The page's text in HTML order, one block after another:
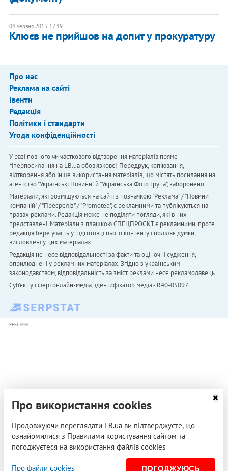
04 червня 2015, 17:19
Клюєв не прийшов на допит у прокуратуру
Про нас
Реклама на сайті
Івенти
Редакція
Політики і стандарти
Угода конфіденційності
У разі повного чи часткового відтворення матеріалів пряме
гіперпосилання на LB.ua обов'язкове! Передрук, копіювання,
відтворення або інше використання матеріалів, що містять посилання на
агентство "Українськi Новини" й "Українська Фото Група", заборонено.
Матеріали, які розміщуються на сайті з позначкою "Реклама" / "Новини
компаній" / "Пресреліз" / "Promoted", є рекламними та публікуються на
правах реклами. Редакція може не поділяти погляди, які в них
представлені. Матеріали з плашкою СПЕЦПРОЄКТ є рекламними, проте
редакція бере участь у підготовці цього контенту і поділяє думки,
висловлені у цих матеріалах.
Редакція не несе відповідальності за факти та оціночні судження,
оприлюднені у рекламних матеріалах. Згідно з українським
законодавством, відповідальність за зміст реклами несе рекламодавець.
Cуб'єкт у сфері онлайн-медіа; ідентифікатор медіа - R40-05097
РЕКЛАМА
Про використання cookies
Продовжуючи переглядати LB.ua ви підтверджуєте, що
ознайомилися з Правилами користування сайтом та
погоджуєтеся на використання файлів cookies
Про файли cookies ПОГОДЖУЮСЬ